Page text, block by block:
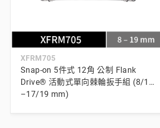
XFRM705
Snap-on 5件式 12角 公制 Flank
Drive® 活動式單向棘輪扳手組 (8/10
–17/19 mm)